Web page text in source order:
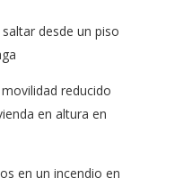
desde un piso
reducido
en altura en
en un incendio en